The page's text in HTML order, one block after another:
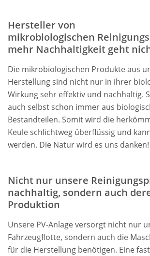
Hersteller von
mikrobiologischen
mehr Nachhaltigkeit geht
Die mikrobiologischen Produkte aus
Herstellung sind nicht nur in ihrer
Wirkung sehr effektiv und nachhaltig.
auch selbst schon immer aus
Bestandteilen. Somit wird die
Keule schlichtweg überflüssig und
werden. Die Natur wird es uns danken!
Nicht nur unsere
nachhaltig, sondern auch
Produktion
Unsere PV-Anlage versorgt nicht nur
Fahrzeugflotte, sondern auch die
für die Herstellung benötigen. Eine